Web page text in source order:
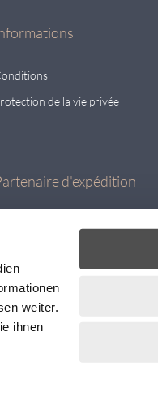
weiter.
ihnen
de la vie privée
d'expédition
consultez le site